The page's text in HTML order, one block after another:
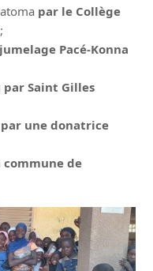
par le Collège
;
Pacé-Konna
par Saint Gilles
par une donatrice
commune de